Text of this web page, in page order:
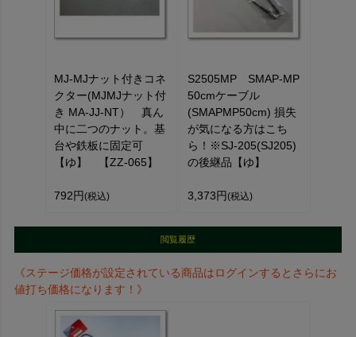
MJ-MJナット付きコネ
クター(MJMJナット付
き MA-JJ-NT） 真ん
中に二つのナット。基
台や鉄板に固定可
【ゆ】 【ZZ-065】
792円 (税込)
S2505MP SMAP-MP
50cmケーブル
(SMAPMP50cm) 損失
が気になる方はこち
ら！※SJ-205(SJ205)
の後継品【ゆ】
3,373円 (税込)
閲覧履歴
《ステージ価格が設定されている商品はログインするとさらにお
値打ち価格になります！》